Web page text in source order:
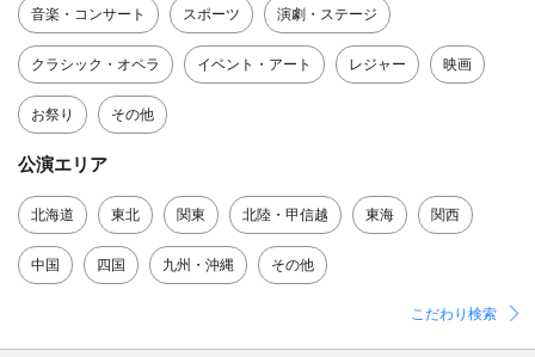
音楽・コンサート スポーツ 演劇・ステージ
クラシック・オペラ イベント・アート レジャー 映画
お祭り その他
公演エリア
北海道 東北 関東 北陸・甲信越 東海 関西
中国 四国 九州・沖縄 その他
こだわり検索